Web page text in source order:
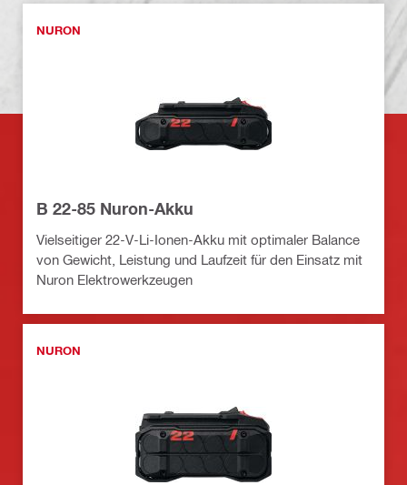
NURON
B 22-85 Nuron-Akku
Vielseitiger 22-V-Li-Ionen-Akku mit optimaler Balance
von Gewicht, Leistung und Laufzeit für den Einsatz mit
Nuron Elektrowerkzeugen
NURON